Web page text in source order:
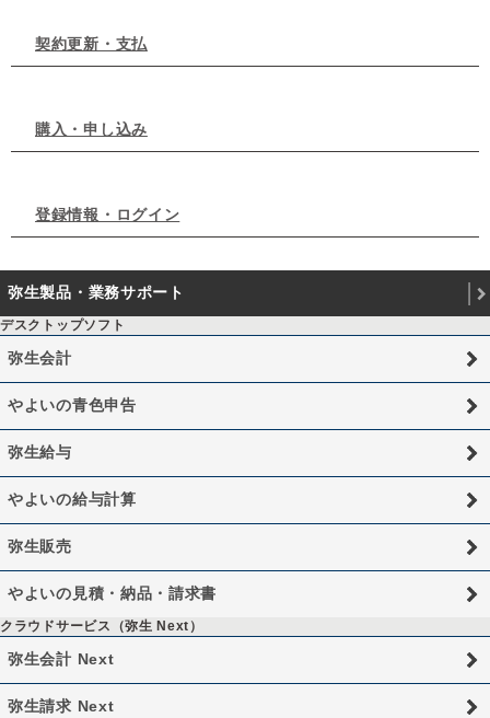
契約更新・支払
購入・申し込み
登録情報・ログイン
弥生製品・業務サポート
デスクトップソフト
弥生会計
やよいの青色申告
弥生給与
やよいの給与計算
弥生販売
やよいの見積・納品・請求書
クラウドサービス（弥生 Next）
弥生会計 Next
弥生請求 Next